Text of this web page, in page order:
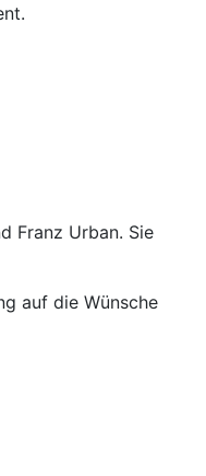
Franz Urban. Sie
auf die Wünsche